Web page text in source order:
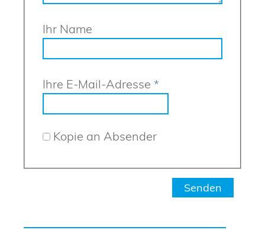
Ihr Name
Ihre E-Mail-Adresse *
Kopie an Absender